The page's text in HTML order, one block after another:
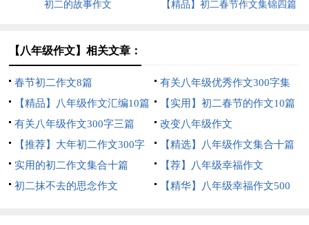
初二的故事作文 【精品】初二春节作文集锦四篇
【八年级作文】相关文章：
春节初二作文8篇
有关八年级优秀作文300字集
合10篇
【精品】八年级作文汇编10篇
【实用】初二春节的作文10篇
有关八年级作文300字三篇
改变八年级作文
【推荐】大年初二作文300字
四篇
【精选】八年级作文集合十篇
实用的初二作文集合十篇
【荐】八年级幸福作文
初二抹不去的思念作文
【精华】八年级幸福作文500